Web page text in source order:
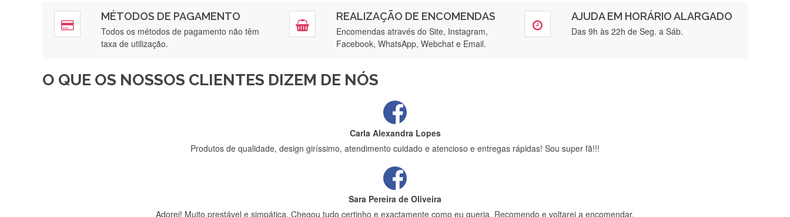
MÉTODOS DE PAGAMENTO
Todos os métodos de pagamento não têm
taxa de utilização.
REALIZAÇÃO DE ENCOMENDAS
Encomendas através do Site, Instagram,
Facebook, WhatsApp, Webchat e Email.
AJUDA EM HORÁRIO ALARGADO
Das 9h às 22h de Seg. a Sáb.
O QUE OS NOSSOS CLIENTES DIZEM DE NÓS
Rápido, atendimento 5*. Hoje chegará a segunda encomenda feita de muitas certamente❤️
Recebi a minha encomenda, rápida entrega e vinha muito bem protegida para o transporte, muito obrigada , serviço 5 estrelas
Carla Alexandra Lopes
Produtos de qualidade, design giríssimo, atendimento cuidado e atencioso e entregas rápidas! Sou super fã!!!
Sara Pereira de Oliveira
Adorei! Muito prestável e simpática. Chegou tudo certinho e exactamente como eu queria. Recomendo e voltarei a encomendar.